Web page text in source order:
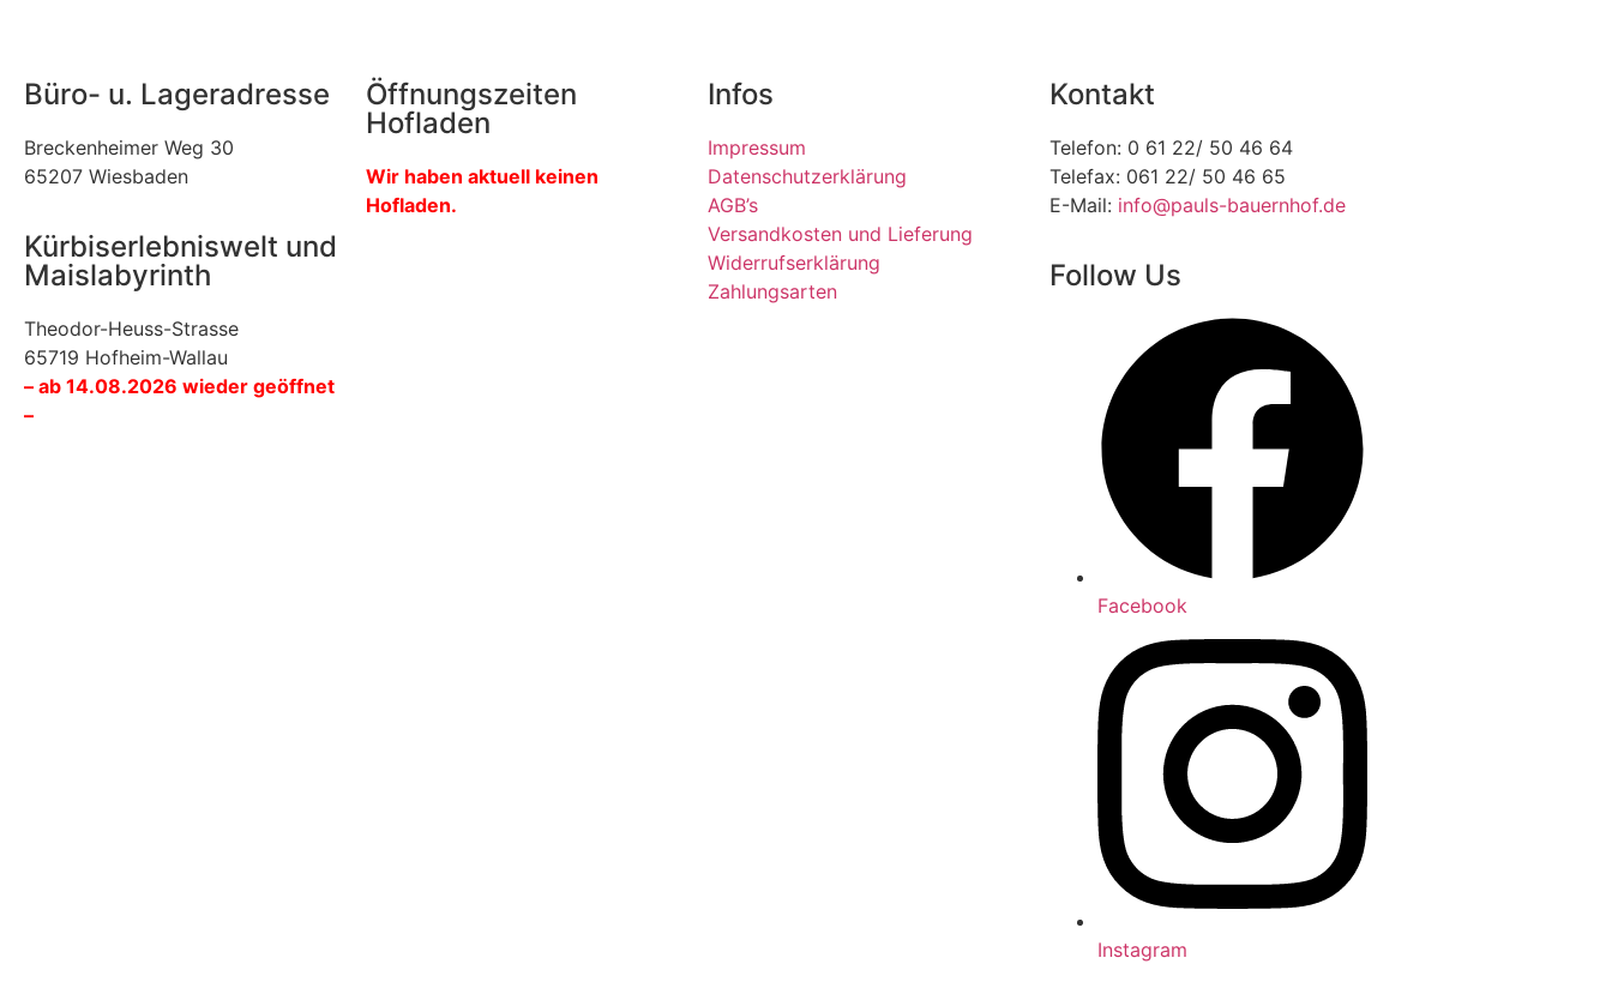
Büro- u. Lageradresse
Breckenheimer Weg 30
65207 Wiesbaden
Kürbiserlebniswelt und
Maislabyrinth
Theodor-Heuss-Strasse
65719 Hofheim-Wallau
– ab 14.08.2026 wieder geöffnet
–
Öffnungszeiten
Hofladen
Wir haben aktuell keinen
Hofladen.
Infos
Impressum
Datenschutzerklärung
AGB’s
Versandkosten und Lieferung
Widerrufserklärung
Zahlungsarten
Kontakt
Telefon: 0 61 22/ 50 46 64
Telefax: 061 22/ 50 46 65
E-Mail: info@pauls-bauernhof.de
Follow Us
Facebook
Instagram